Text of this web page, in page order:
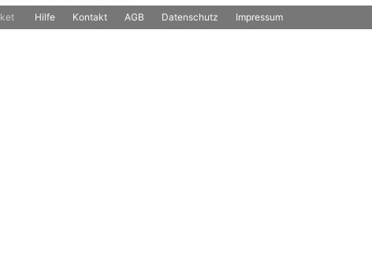
Hilfe Kontakt AGB Datenschutz Impressum